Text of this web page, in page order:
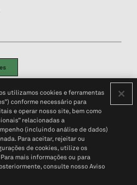
de privacidade do cliente (em inglês)
Pessoais© 2026 S&P Global
utilizamos cookies e ferramentas
conforme necessário para
e operar nosso site, bem como
relacionadas a
(incluindo análise de dados)
Para aceitar, rejeitar ou
de cookies, utilize os
mais informações ou para
consulte nosso Aviso